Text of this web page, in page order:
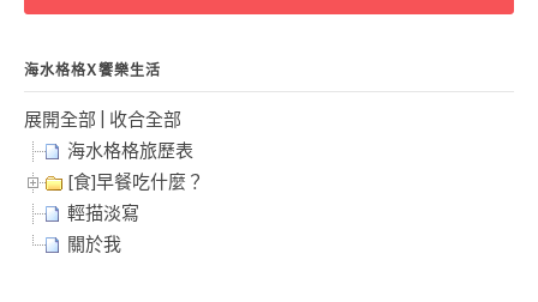
字:
海水格格X饗樂生活
展開全部
收合全部
海水格格旅歷表
[食]早餐吃什麼？
輕描淡寫
關於我